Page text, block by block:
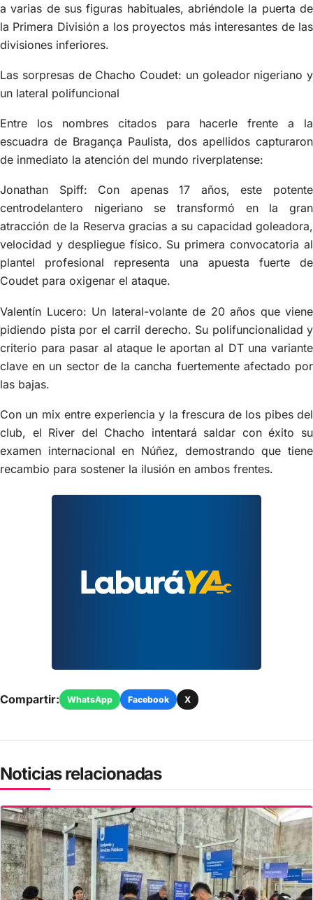
a varias de sus figuras habituales, abriéndole la puerta de
la Primera División a los proyectos más interesantes de las
divisiones inferiores.
Las sorpresas de Chacho Coudet: un goleador nigeriano y
un lateral polifuncional
Entre los nombres citados para hacerle frente a la
escuadra de Bragança Paulista, dos apellidos capturaron
de inmediato la atención del mundo riverplatense:
Jonathan Spiff: Con apenas 17 años, este potente
centrodelantero nigeriano se transformó en la gran
atracción de la Reserva gracias a su capacidad goleadora,
velocidad y despliegue físico. Su primera convocatoria al
plantel profesional representa una apuesta fuerte de
Coudet para oxigenar el ataque.
Valentín Lucero: Un lateral-volante de 20 años que viene
pidiendo pista por el carril derecho. Su polifuncionalidad y
criterio para pasar al ataque le aportan al DT una variante
clave en un sector de la cancha fuertemente afectado por
las bajas.
Con un mix entre experiencia y la frescura de los pibes del
club, el River del Chacho intentará saldar con éxito su
examen internacional en Núñez, demostrando que tiene
recambio para sostener la ilusión en ambos frentes.
Compartir: WhatsApp Facebook X
Noticias relacionadas